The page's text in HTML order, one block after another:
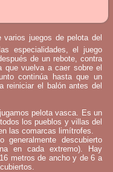
juegos de pelota del
especialidades, el juego
de un rebote, contra
que vuelva a caer sobre el
continúa hasta que un
reiniciar el balón antes del
pelota vasca. Es un
los pueblos y villas del
las comarcas limítrofes.
descubierto
en cada extremo). Hay
metros de ancho y de 6 a